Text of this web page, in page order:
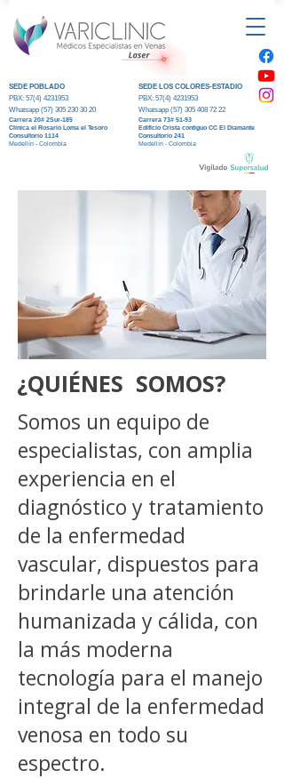
SEDE POBLADO
PBX: 57(4) 4231953
Whatsapp (57) 305 230 30 20
Carrera 20# 2Sur-185
Clinica el Rosario Loma el Tesoro
Consultorio 1114
Medellín - Colombia
SEDE LOS COLORES-ESTADIO
PBX: 57(4) 4231953
Whatsapp (57) 305 408 72 22
Carrera 73# 51-93
Edificio Crista contiguo CC El Diamante
Consultorio 241
Medellín - Colombia
¿QUIÉNES SOMOS?
Somos un equipo de
especialistas, con amplia
experiencia en el
diagnóstico y tratamiento
de la enfermedad
vascular, dispuestos para
brindarle una atención
humanizada y cálida, con
la más moderna
tecnología para el manejo
integral de la enfermedad
venosa en todo su
espectro.